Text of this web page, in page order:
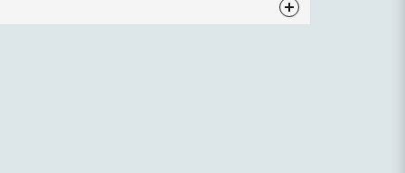
produkten...